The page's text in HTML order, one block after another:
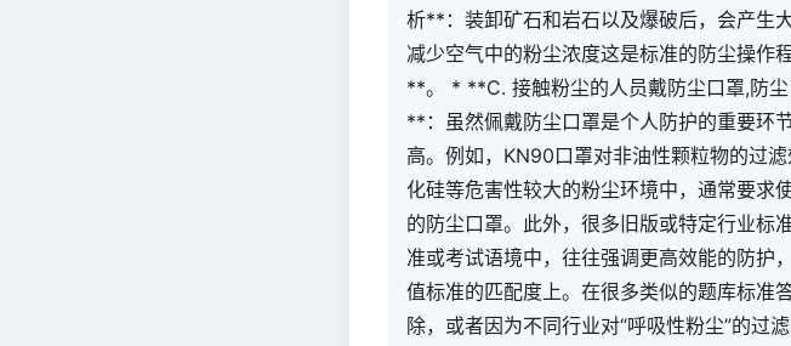
析**：装卸矿石和岩石以及爆破后，会产生
减少空气中的粉尘浓度这是标准的防尘操
**。 * **C. 接触粉尘的人员戴防尘口罩,防
**：虽然佩戴防尘口罩是个人防护的重要环
高。例如，KN90口罩对非油性颗粒物的过
化硅等危害性较大的粉尘环境中，通常要求
的防尘口罩。此外，很多旧版或特定行业标
准或考试语境中，往往强调更高效能的防护
值标准的匹配度上。在很多类似的题库标准
除，或者因为不同行业对“呼吸性粉尘”的过